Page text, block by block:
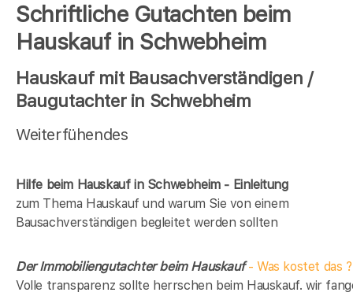
Schriftliche Gutachten beim
Hauskauf in Schwebheim
Hauskauf mit Bausachverständigen /
Baugutachter in Schwebheim
Weiterfühendes
Hilfe beim Hauskauf in Schwebheim - Einleitung
zum Thema Hauskauf und warum Sie von einem
Bausachverständigen begleitet werden sollten
Der Immobiliengutachter beim Hauskauf- Was kostet das ?
Volle transparenz sollte herrschen beim Hauskauf. wir